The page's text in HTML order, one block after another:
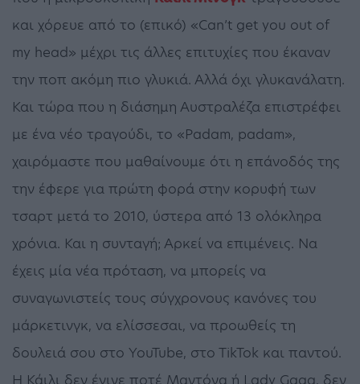
και χόρευε από το (επικό) «Can’t get you out of
my head» μέχρι τις άλλες επιτυχίες που έκαναν
την ποπ ακόμη πιο γλυκιά. Αλλά όχι γλυκανάλατη.
Και τώρα που η διάσημη Αυστραλέζα επιστρέφει
με ένα νέο τραγούδι, το «Padam, padam»,
χαιρόμαστε που μαθαίνουμε ότι η επάνοδός της
την έφερε για πρώτη φορά στην κορυφή των
τσαρτ μετά το 2010, ύστερα από 13 ολόκληρα
χρόνια. Και η συνταγή; Αρκεί να επιμένεις. Να
έχεις μία νέα πρόταση, να μπορείς να
συναγωνιστείς τους σύγχρονους κανόνες του
μάρκετινγκ, να ελίσσεσαι, να προωθείς τη
δουλειά σου στο YouTube, στο ΤikTok και παντού.
Η Κάιλι δεν έγινε ποτέ Μαντόνα ή Lady Gaga, δεν